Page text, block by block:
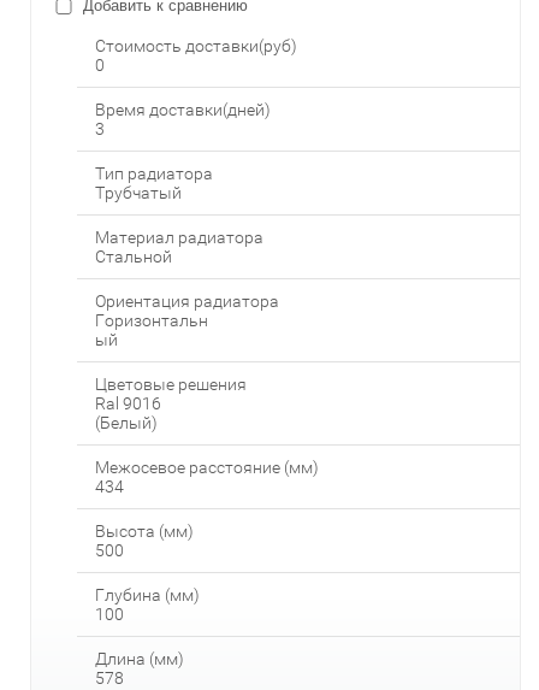
Добавить к сравнению
Стоимость доставки(руб)
0
Время доставки(дней)
3
Тип радиатора
Трубчатый
Материал радиатора
Стальной
Ориентация радиатора
Горизонтальн
ый
Цветовые решения
Ral 9016
(Белый)
Межосевое расстояние (мм)
434
Высота (мм)
500
Глубина (мм)
100
Длина (мм)
578